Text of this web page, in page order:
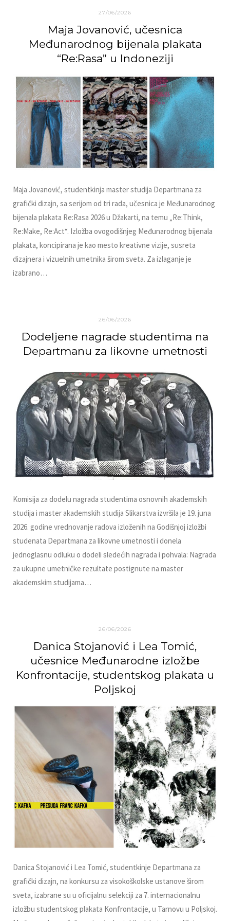
27/06/2026
Maja Jovanović, učesnica
Međunarodnog bijenala plakata
“Re:Rasa” u Indoneziji
Maja Jovanović, studentkinja master studija Departmana za
grafički dizajn, sa serijom od tri rada, učesnica je Međunarodnog
bijenala plakata Re:Rasa 2026 u Džakarti, na temu „Re:Think,
Re:Make, Re:Act“. Izložba ovogodišnjeg Međunarodnog bijenala
plakata, koncipirana je kao mesto kreativne vizije, susreta
dizajnera i vizuelnih umetnika širom sveta. Za izlaganje je
izabrano…
26/06/2026
Dodeljene nagrade studentima na
Departmanu za likovne umetnosti
Komisija za dodelu nagrada studentima osnovnih akademskih
studija i master akademskih studija Slikarstva izvršila je 19. juna
2026. godine vrednovanje radova izloženih na Godišnjoj izložbi
studenata Departmana za likovne umetnosti i donela
jednoglasnu odluku o dodeli sledećih nagrada i pohvala: Nagrada
za ukupne umetničke rezultate postignute na master
akademskim studijama…
26/06/2026
Danica Stojanović i Lea Tomić,
učesnice Međunarodne izložbe
Konfrontacije, studentskog plakata u
Poljskoj
Danica Stojanović i Lea Tomić, studentkinje Departmana za
grafički dizajn, na konkursu za visokoškolske ustanove širom
sveta, izabrane su u oficijalnu selekciji za 7. internacionalnu
izložbu studentskog plakata Konfrontacije, u Tarnovu u Poljskoj.